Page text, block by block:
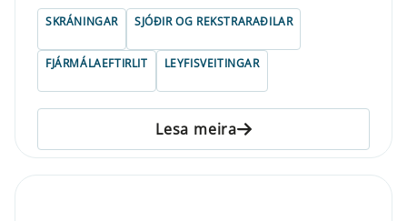
SKRÁNINGAR SJÓÐIR OG REKSTRARAÐILAR
FJÁRMÁLAEFTIRLIT LEYFISVEITINGAR
Lesa meira